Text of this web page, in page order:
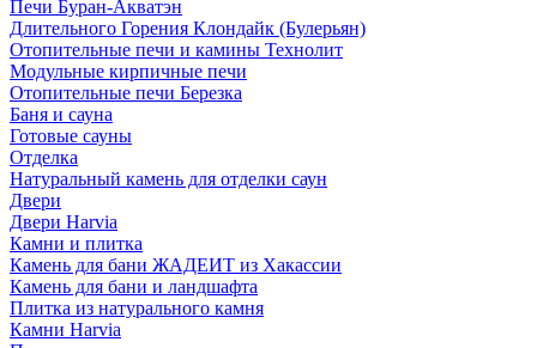
Печи Буран-Акватэн
Длительного Горения Клондайк (Булерьян)
Отопительные печи и камины Технолит
Модульные кирпичные печи
Отопительные печи Березка
Баня и сауна
Готовые сауны
Отделка
Натуральный камень для отделки саун
Двери
Двери Harvia
Камни и плитка
Камень для бани ЖАДЕИТ из Хакассии
Камень для бани и ландшафта
Плитка из натурального камня
Камни Harvia